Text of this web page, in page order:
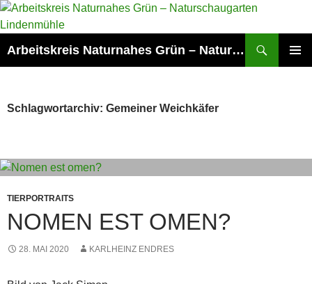
Zum
Inhalt
Arbeitskreis Naturnahes Grün – Naturschaugarten Lindenmühle
Schlagwortarchiv: Gemeiner Weichkäfer
TIERPORTRAITS
NOMEN EST OMEN?
28. MAI 2020 KARLHEINZ ENDRES